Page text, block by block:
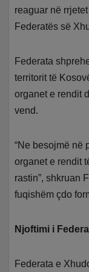
reaguar në
Federatës së
Federata
territorit të
organet e rendit
vend.
“Ne besojmë në
organet e rendit
rastin”, shkruan
fuqishëm çdo
Njoftimi i
Federata e